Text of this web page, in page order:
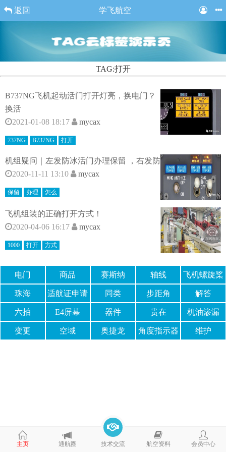
返回 学飞航空
TAG:打开
B737NG飞机起动活门打开灯亮，换电门？
换活
2021-01-08 18:17
mycax
737NG B737NG 打开
机组疑问｜左发防冰活门办理保留 ，右发防
2020-11-11 13:10
mycax
保留 办理 怎么
飞机组装的正确打开方式！
2020-04-06 16:17
mycax
1000 打开 方式
电门 商品 赛斯纳
A150K
轴线 飞机螺旋桨
珠海 适航证申请
书
同类 步距角 解答
六拍 E4屏幕 器件 贵在 机油渗漏
变更 空域 奥捷龙 角度指示器 维护
主页 通航圈 技术交流 航空资料 会员中心